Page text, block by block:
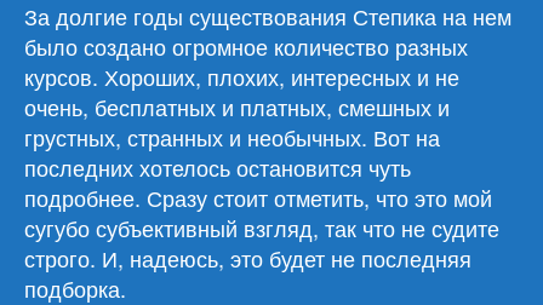
Stepik
начало
2025
года
За долгие годы существования Степика на нем
было создано огромное количество разных
курсов. Хороших, плохих, интересных и не
очень, бесплатных и платных, смешных и
грустных, странных и необычных. Вот на
последних хотелось остановится чуть
подробнее. Сразу стоит отметить, что это мой
сугубо субъективный взгляд, так что не судите
строго. И, надеюсь, это будет не последняя
подборка.